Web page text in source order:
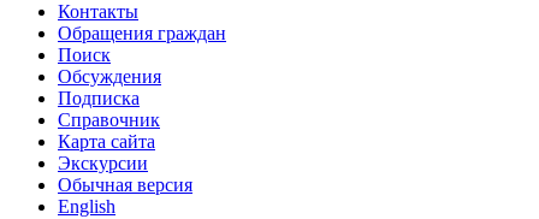
Контакты
Обращения граждан
Поиск
Обсуждения
Подписка
Справочник
Карта сайта
Экскурсии
Обычная версия
English